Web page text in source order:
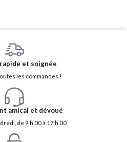
et soignée
les commandes !
amical et dévoué
de 9 h 00 à 17 h 00